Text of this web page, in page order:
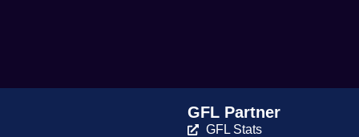
GFL Partner
GFL Stats